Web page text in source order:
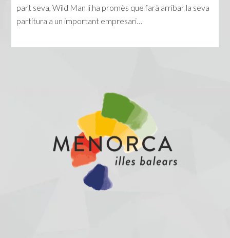
part seva, Wild Man li ha promès que farà arribar la seva
partitura a un important empresari…